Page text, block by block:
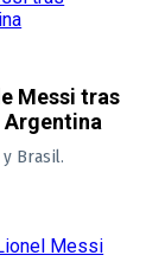
Messi tras
Argentina
Brasil.